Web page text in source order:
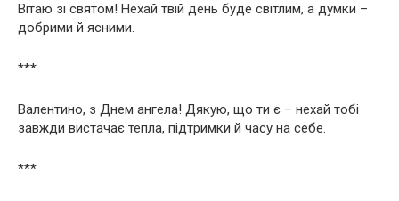
Вітаю зі святом! Нехай твій день буде світлим, а думки –
добрими й ясними.
***
Валентино, з Днем ангела! Дякую, що ти є – нехай тобі
завжди вистачає тепла, підтримки й часу на себе.
***